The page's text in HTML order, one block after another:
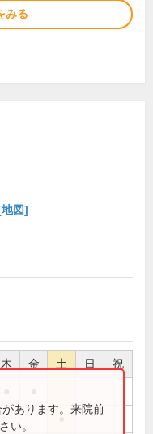
みる
図]
木 金 土 日 祝
●
あります。来院前
い。